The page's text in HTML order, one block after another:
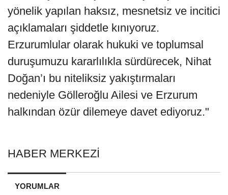
yönelik yapılan haksız, mesnetsiz ve incitici
açıklamaları şiddetle kınıyoruz.
Erzurumlular olarak hukuki ve toplumsal
duruşumuzu kararlılıkla sürdürecek, Nihat
Doğan’ı bu niteliksiz yakıştırmaları
nedeniyle Gölleroğlu Ailesi ve Erzurum
halkından özür dilemeye davet ediyoruz."
HABER MERKEZİ
YORUMLAR